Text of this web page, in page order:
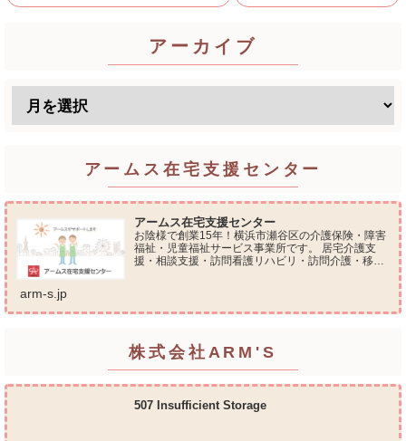
アーカイブ
アームス在宅支援センター
アームス在宅支援センター
お陰様で創業15年！横浜市瀬谷区の介護保険・障害
福祉・児童福祉サービス事業所です。 居宅介護支
援・相談支援・訪問看護リハビリ・訪問介護・移動
arm-s.jp
株式会社ARM'S
507 Insufficient Storage